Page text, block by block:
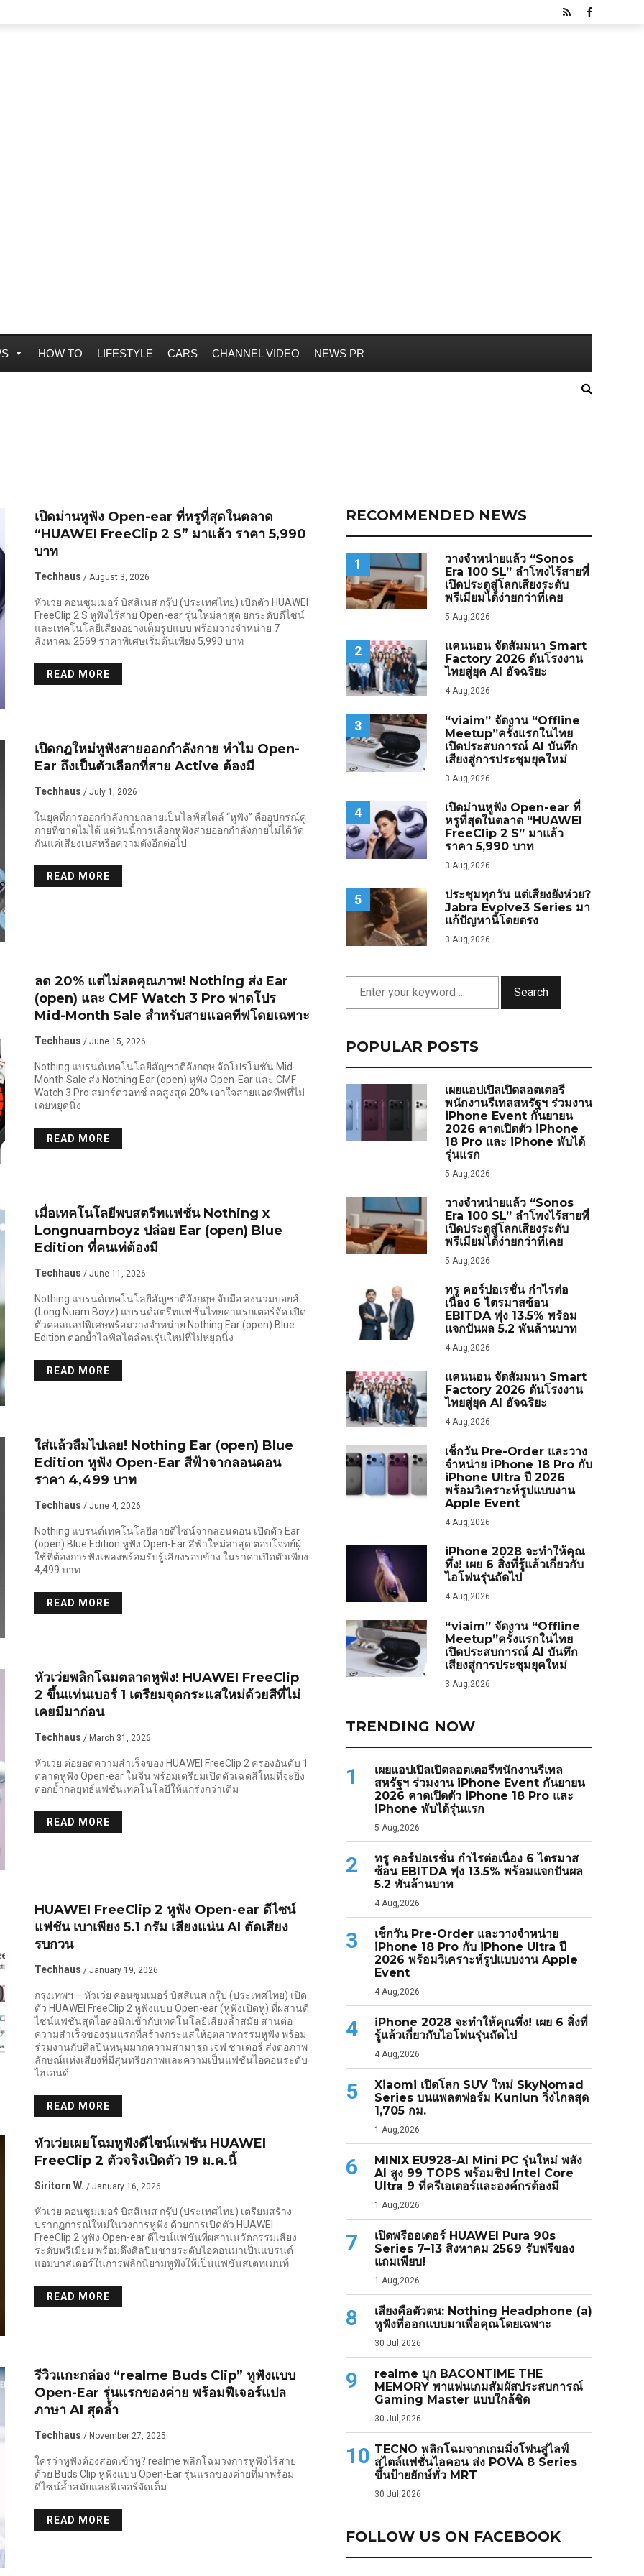
HOW TO LIFESTYLE CARS CHANNEL VIDEO NEWS PR
เปิดม่านหูฟัง Open-ear ที่หรูที่สุดในตลาด
“HUAWEI FreeClip 2 S” มาแล้ว ราคา 5,990
บาท
Techhaus / August 3, 2026
หัวเว่ย คอนซูมเมอร์ บิสสิเนส กรุ๊ป (ประเทศไทย) เปิดตัว HUAWEI
FreeClip 2 S หูฟังไร้สาย Open-ear รุ่นใหม่ล่าสุด ยกระดับดีไซน์
และเทคโนโลยีเสียงอย่างเต็มรูปแบบ พร้อมวางจำหน่าย 7
สิงหาคม 2569 ราคาพิเศษเริ่มต้นเพียง 5,990 บาท
READ MORE
เปิดกฎใหม่หูฟังสายออกกำลังกาย ทำไม Open-
Ear ถึงเป็นตัวเลือกที่สาย Active ต้องมี
Techhaus / July 1, 2026
ในยุคที่การออกกำลังกายกลายเป็นไลฟ์สไตล์ “หูฟัง” คืออุปกรณ์คู่
กายที่ขาดไม่ได้ แต่วันนี้การเลือกหูฟังสายออกกำลังกายไม่ได้วัด
กันแค่เสียงเบสหรือความดังอีกต่อไป
READ MORE
ลด 20% แต่ไม่ลดคุณภาพ! Nothing ส่ง Ear
(open) และ CMF Watch 3 Pro ฟาดโปร
Mid-Month Sale สำหรับสายแอคทีฟโดยเฉพาะ
Techhaus / June 15, 2026
Nothing แบรนด์เทคโนโลยีสัญชาติอังกฤษ จัดโปรโมชัน Mid-
Month Sale ส่ง Nothing Ear (open) หูฟัง Open-Ear และ CMF
Watch 3 Pro สมาร์ตวอทช์ ลดสูงสุด 20% เอาใจสายแอคทีฟที่ไม่
เคยหยุดนิ่ง
READ MORE
เมื่อเทคโนโลยีพบสตรีทแฟชั่น Nothing x
Longnuamboyz ปล่อย Ear (open) Blue
Edition ที่คนเท่ต้องมี
Techhaus / June 11, 2026
Nothing แบรนด์เทคโนโลยีสัญชาติอังกฤษ จับมือ ลงนวมบอยส์
(Long Nuam Boyz) แบรนด์สตรีทแฟชั่นไทยคาแรกเตอร์จัด เปิด
ตัวคอลแลปพิเศษพร้อมวางจำหน่าย Nothing Ear (open) Blue
Edition ตอกย้ำไลฟ์สไตล์คนรุ่นใหม่ที่ไม่หยุดนิ่ง
READ MORE
ใส่แล้วลืมไปเลย! Nothing Ear (open) Blue
Edition หูฟัง Open-Ear สีฟ้าจากลอนดอน
ราคา 4,499 บาท
Techhaus / June 4, 2026
Nothing แบรนด์เทคโนโลยีสายดีไซน์จากลอนดอน เปิดตัว Ear
(open) Blue Edition หูฟัง Open-Ear สีฟ้าใหม่ล่าสุด ตอบโจทย์ผู้
ใช้ที่ต้องการฟังเพลงพร้อมรับรู้เสียงรอบข้าง ในราคาเปิดตัวเพียง
4,499 บาท
READ MORE
หัวเว่ยพลิกโฉมตลาดหูฟัง! HUAWEI FreeClip
2 ขึ้นแท่นเบอร์ 1 เตรียมจุดกระแสใหม่ด้วยสีที่ไม่
เคยมีมาก่อน
Techhaus / March 31, 2026
หัวเว่ย ต่อยอดความสำเร็จของ HUAWEI FreeClip 2 ครองอันดับ 1
ตลาดหูฟัง Open-ear ในจีน พร้อมเตรียมเปิดตัวเฉดสีใหม่ที่จะยิ่ง
ตอกย้ำกลยุทธ์แฟชั่นเทคโนโลยีให้แกร่งกว่าเดิม
READ MORE
HUAWEI FreeClip 2 หูฟัง Open-ear ดีไซน์
แฟชัน เบาเพียง 5.1 กรัม เสียงแน่น AI ตัดเสียง
รบกวน
Techhaus / January 19, 2026
กรุงเทพฯ – หัวเว่ย คอนซูมเมอร์ บิสสิเนส กรุ๊ป (ประเทศไทย) เปิด
ตัว HUAWEI FreeClip 2 หูฟังแบบ Open-ear (หูฟังเปิดหู) ที่ผสานดี
ไซน์แฟชันสุดไอคอนิกเข้ากับเทคโนโลยีเสียงล้ำสมัย สานต่อ
ความสำเร็จของรุ่นแรกที่สร้างกระแสให้อุตสาหกรรมหูฟัง พร้อม
ร่วมงานกับศิลปินหนุ่มมากความสามารถ เจฟ ซาเตอร์ ส่งต่อภาพ
ลักษณ์แห่งเสียงที่มีสุนทรียภาพและความเป็นแฟชันไอคอนระดับ
ไฮเอนด์
READ MORE
หัวเว่ยเผยโฉมหูฟังดีไซน์แฟชัน HUAWEI
FreeClip 2 ตัวจริงเปิดตัว 19 ม.ค.นี้
Siritorn W. / January 16, 2026
หัวเว่ย คอนซูมเมอร์ บิสสิเนส กรุ๊ป (ประเทศไทย) เตรียมสร้าง
ปรากฏการณ์ใหม่ในวงการหูฟัง ด้วยการเปิดตัว HUAWEI
FreeClip 2 หูฟัง Open-ear ดีไซน์แฟชันที่ผสานนวัตกรรมเสียง
ระดับพรีเมียม พร้อมดึงศิลปินชายระดับไอคอนมาเป็นแบรนด์
แอมบาสเดอร์ในการพลิกนิยามหูฟังให้เป็นแฟชันสเตทเมนท์
READ MORE
รีวิวแกะกล่อง “realme Buds Clip” หูฟังแบบ
Open-Ear รุ่นแรกของค่าย พร้อมฟีเจอร์แปล
ภาษา AI สุดล้ำ
Techhaus / November 27, 2025
ใครว่าหูฟังต้องสอดเข้าหู? realme พลิกโฉมวงการหูฟังไร้สาย
ด้วย Buds Clip หูฟังแบบ Open-Ear รุ่นแรกของค่ายที่มาพร้อม
ดีไซน์ล้ำสมัยและฟีเจอร์จัดเต็ม
READ MORE
RECOMMENDED NEWS
1
วางจำหน่ายแล้ว “Sonos
Era 100 SL” ลำโพงไร้สายที่
เปิดประตูสู่โลกเสียงระดับ
พรีเมียมได้ง่ายกว่าที่เคย
5 Aug,2026
2
แคนนอน จัดสัมมนา Smart
Factory 2026 ดันโรงงาน
ไทยสู่ยุค AI อัจฉริยะ
4 Aug,2026
3
“viaim” จัดงาน “Offline
Meetup”ครั้งแรกในไทย
เปิดประสบการณ์ AI บันทึก
เสียงสู่การประชุมยุคใหม่
3 Aug,2026
4
เปิดม่านหูฟัง Open-ear ที่
หรูที่สุดในตลาด “HUAWEI
FreeClip 2 S” มาแล้ว
ราคา 5,990 บาท
3 Aug,2026
5
ประชุมทุกวัน แต่เสียงยังห่วย?
Jabra Evolve3 Series มา
แก้ปัญหานี้โดยตรง
3 Aug,2026
Search
POPULAR POSTS
เผยแอปเปิลเปิดลอตเตอรี
พนักงานรีเทลสหรัฐฯ ร่วมงาน
iPhone Event กันยายน
2026 คาดเปิดตัว iPhone
18 Pro และ iPhone พับได้
รุ่นแรก
5 Aug,2026
วางจำหน่ายแล้ว “Sonos
Era 100 SL” ลำโพงไร้สายที่
เปิดประตูสู่โลกเสียงระดับ
พรีเมียมได้ง่ายกว่าที่เคย
5 Aug,2026
ทรู คอร์ปอเรชั่น กำไรต่อ
เนื่อง 6 ไตรมาสซ้อน
EBITDA พุ่ง 13.5% พร้อม
แจกปันผล 5.2 พันล้านบาท
4 Aug,2026
แคนนอน จัดสัมมนา Smart
Factory 2026 ดันโรงงาน
ไทยสู่ยุค AI อัจฉริยะ
4 Aug,2026
เช็กวัน Pre-Order และวาง
จำหน่าย iPhone 18 Pro กับ
iPhone Ultra ปี 2026
พร้อมวิเคราะห์รูปแบบงาน
Apple Event
4 Aug,2026
iPhone 2028 จะทำให้คุณ
ทึ่ง! เผย 6 สิ่งที่รู้แล้วเกี่ยวกับ
ไอโฟนรุ่นถัดไป
4 Aug,2026
“viaim” จัดงาน “Offline
Meetup”ครั้งแรกในไทย
เปิดประสบการณ์ AI บันทึก
เสียงสู่การประชุมยุคใหม่
3 Aug,2026
TRENDING NOW
1
เผยแอปเปิลเปิดลอตเตอรีพนักงานรีเทล
สหรัฐฯ ร่วมงาน iPhone Event กันยายน
2026 คาดเปิดตัว iPhone 18 Pro และ
iPhone พับได้รุ่นแรก
5 Aug,2026
2
ทรู คอร์ปอเรชั่น กำไรต่อเนื่อง 6 ไตรมาส
ซ้อน EBITDA พุ่ง 13.5% พร้อมแจกปันผล
5.2 พันล้านบาท
4 Aug,2026
3
เช็กวัน Pre-Order และวางจำหน่าย
iPhone 18 Pro กับ iPhone Ultra ปี
2026 พร้อมวิเคราะห์รูปแบบงาน Apple
Event
4 Aug,2026
4
iPhone 2028 จะทำให้คุณทึ่ง! เผย 6 สิ่งที่
รู้แล้วเกี่ยวกับไอโฟนรุ่นถัดไป
4 Aug,2026
5
Xiaomi เปิดโลก SUV ใหม่ SkyNomad
Series บนแพลตฟอร์ม Kunlun วิ่งไกลสุด
1,705 กม.
1 Aug,2026
6
MINIX EU928-AI Mini PC รุ่นใหม่ พลัง
AI สูง 99 TOPS พร้อมชิป Intel Core
Ultra 9 ที่ครีเอเตอร์และองค์กรต้องมี
1 Aug,2026
7
เปิดพรีออเดอร์ HUAWEI Pura 90s
Series 7–13 สิงหาคม 2569 รับฟรีของ
แถมเพียบ!
1 Aug,2026
8
เสียงคือตัวตน: Nothing Headphone (a)
หูฟังที่ออกแบบมาเพื่อคุณโดยเฉพาะ
30 Jul,2026
9
realme บุก BACONTIME THE
MEMORY พาแฟนเกมสัมผัสประสบการณ์
Gaming Master แบบใกล้ชิด
30 Jul,2026
10 TECNO พลิกโฉมจากเกมมิ่งโฟนสู่ไลฟ์
สไตล์แฟชั่นไอคอน ส่ง POVA 8 Series
ขึ้นป้ายยักษ์ทั่ว MRT
30 Jul,2026
FOLLOW US ON FACEBOOK